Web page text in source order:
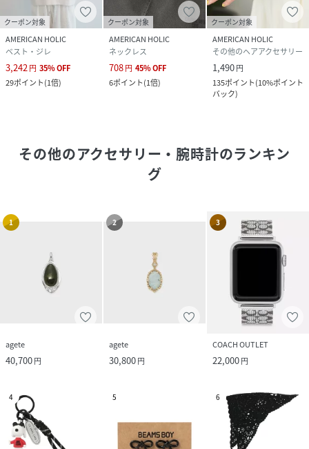
クーポン対象
AMERICAN HOLIC
ベスト・ジレ
3,242 円 35%OFF
29ポイント(1倍)
クーポン対象
AMERICAN HOLIC
ネックレス
708円 45%OFF
6ポイント(1倍)
クーポン対象
AMERICAN HOLIC
その他のヘアアクセサリー
1,490円
135ポイント(10%ポイント
バック)
その他のアクセサリー・腕時計のランキン
グ
1
agete
40,700円
2
agete
30,800円
3
COACH OUTLET
22,000円
4 5 6